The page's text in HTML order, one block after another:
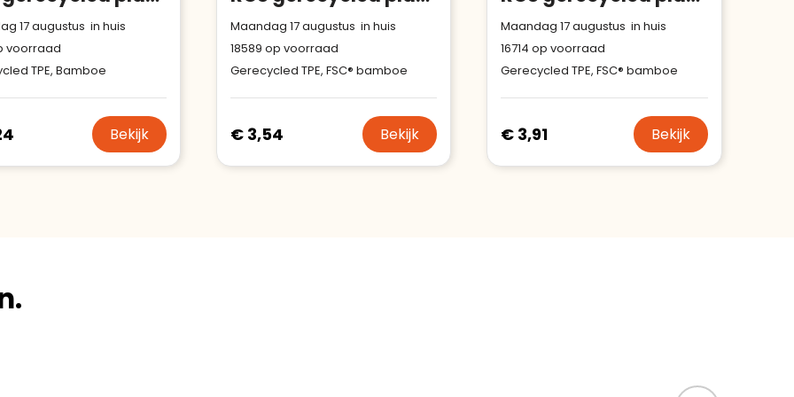
17 augustus in huis
voorraad
TPE, Bamboe
Bekijk
Maandag 17 augustus in huis
18589 op voorraad
Gerecycled TPE, FSC® bamboe
€ 3,54 Bekijk
Maandag 17 augustus in huis
16714 op voorraad
Gerecycled TPE, FSC® bamboe
€ 3,91 Bekijk